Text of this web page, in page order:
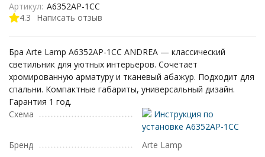
4.3 Написать отзыв
Артикул: A6352AP-1CC
Бра Arte Lamp A6352AP-1CC ANDREA — классический
светильник для уютных интерьеров. Сочетает
хромированную арматуру и тканевый абажур. Подходит для
спальни. Компактные габариты, универсальный дизайн.
Гарантия 1 год.
Схема
Инструкция по
установке A6352AP-1CC
Бренд
Arte Lamp